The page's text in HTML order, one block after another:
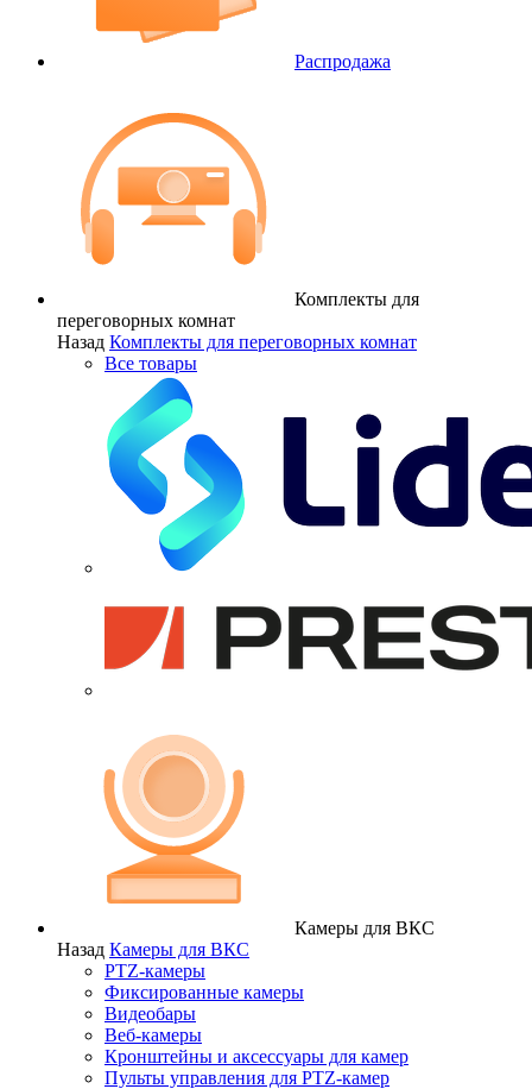
Распродажа
Комплекты для
переговорных комнат
Назад Комплекты для переговорных комнат
Все товары
Камеры для ВКС
Назад Камеры для ВКС
PTZ-камеры
Фиксированные камеры
Видеобары
Веб-камеры
Кронштейны и аксессуары для камер
Пульты управления для PTZ-камер